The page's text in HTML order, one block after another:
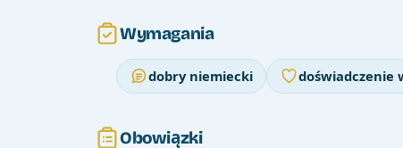
Wymagania
dobry niemiecki doświadczenie
Obowiązki